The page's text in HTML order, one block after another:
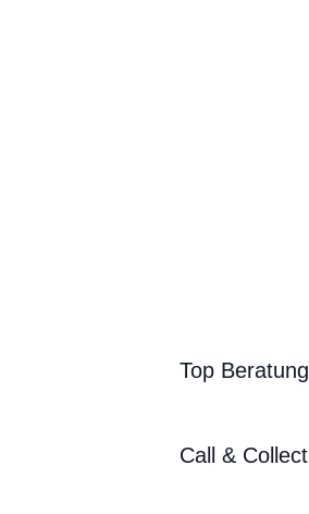
Top Beratung
Call & Collect